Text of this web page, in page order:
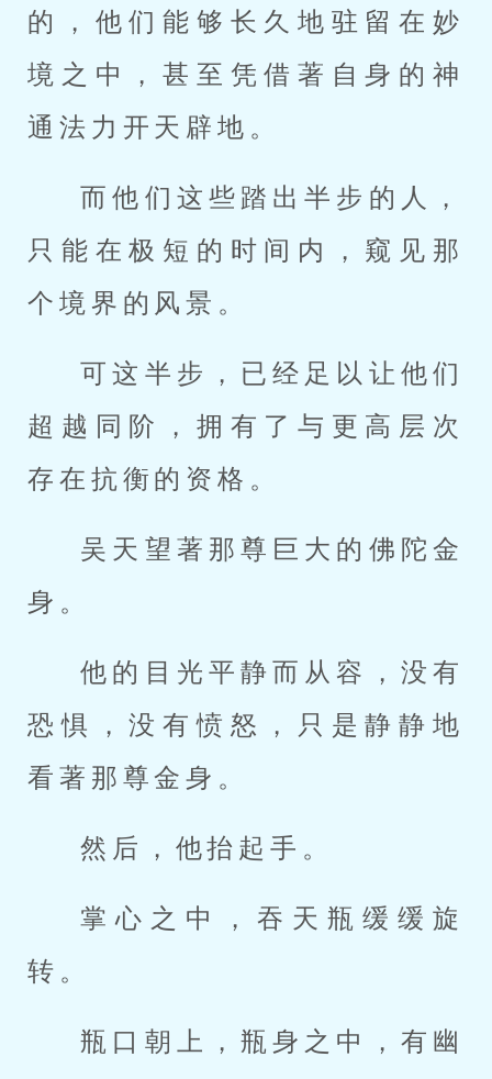
的，他们能够长久地驻留在妙
境之中，甚至凭借著自身的神
通法力开天辟地。
而他们这些踏出半步的人，
只能在极短的时间内，窥见那
个境界的风景。
可这半步，已经足以让他们
超越同阶，拥有了与更高层次
存在抗衡的资格。
吴天望著那尊巨大的佛陀金
身。
他的目光平静而从容，没有
恐惧，没有愤怒，只是静静地
看著那尊金身。
然后，他抬起手。
掌心之中，吞天瓶缓缓旋
转。
瓶口朝上，瓶身之中，有幽